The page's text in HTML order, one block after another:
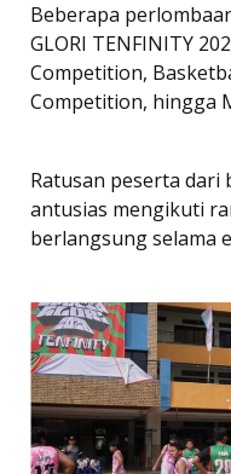
Beberapa
GLORI TENFINITY
Competition,
Competition, hingga
Ratusan peserta dari
antusias mengikuti
berlangsung selama